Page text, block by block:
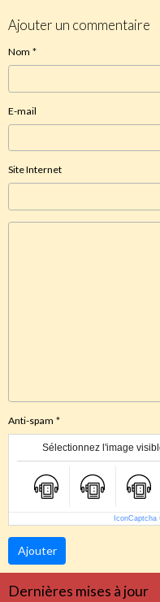
Ajouter un commentaire
Nom
E-mail
Site Internet
Anti-spam
Sélectionnez l'image
IconCaptcha
Ajouter
Dernières mises à jour